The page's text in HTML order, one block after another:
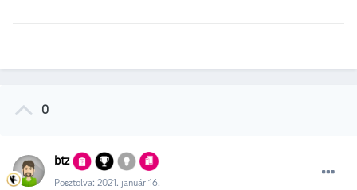
0
btz
Posztolva: 2021. január 16.